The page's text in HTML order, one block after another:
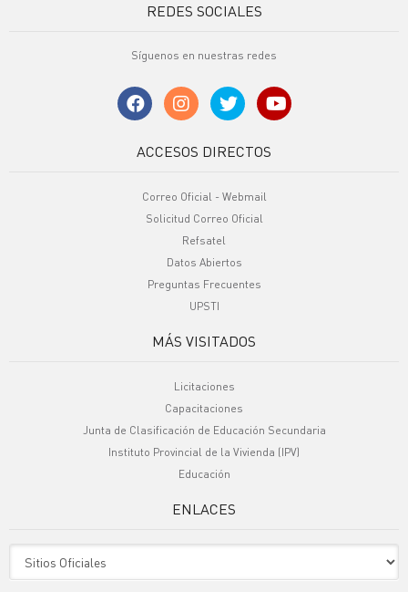
REDES SOCIALES
Síguenos en nuestras redes
ACCESOS DIRECTOS
Correo Oficial - Webmail
Solicitud Correo Oficial
Refsatel
Datos Abiertos
Preguntas Frecuentes
UPSTI
MÁS VISITADOS
Licitaciones
Capacitaciones
Junta de Clasificación de Educación Secundaria
Instituto Provincial de la Vivienda (IPV)
Educación
ENLACES